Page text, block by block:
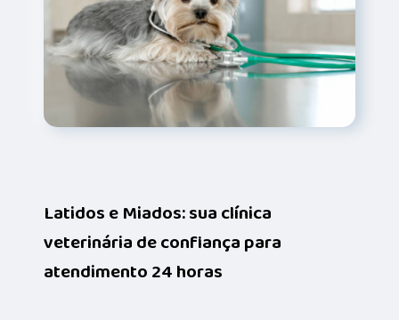
Latidos e Miados: sua clínica
veterinária de confiança para
atendimento 24 horas